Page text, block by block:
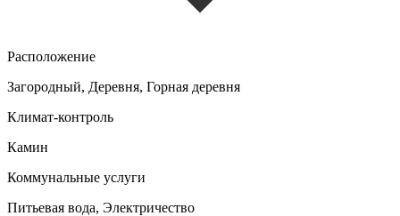
Расположение
Загородный, Деревня, Горная деревня
Климат-контроль
Камин
Коммунальные услуги
Питьевая вода, Электричество